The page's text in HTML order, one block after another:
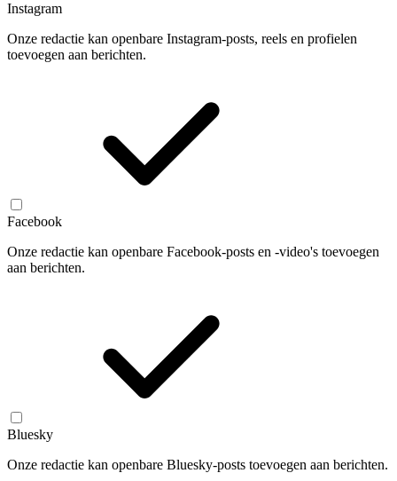
Instagram
Onze redactie kan openbare Instagram-posts, reels en profielen
toevoegen aan berichten.
Facebook
Onze redactie kan openbare Facebook-posts en -video's toevoegen
aan berichten.
Bluesky
Onze redactie kan openbare Bluesky-posts toevoegen aan berichten.